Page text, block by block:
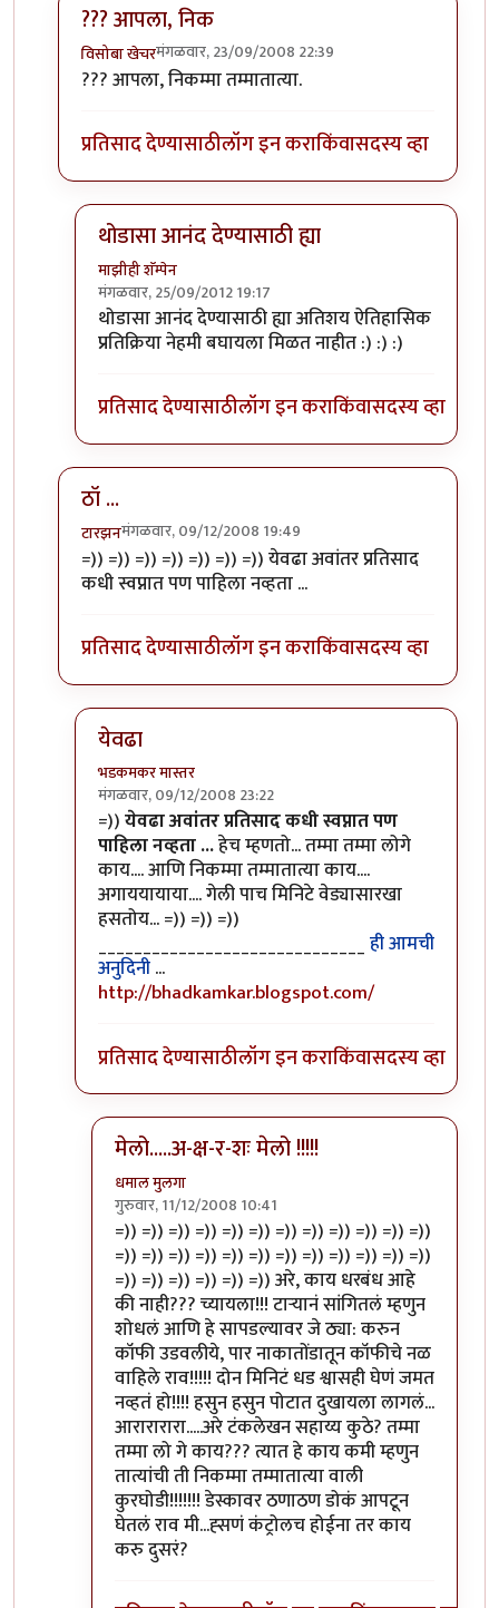
??? आपला, निक
विसोबा खेचरमंगळवार, 23/09/2008 22:39
In reply toगाने मणातलेbyऊपट्सुम्भ
??? आपला, निकम्मा तम्मातात्या.
प्रतिसाद देण्यासाठीलॉग इन कराकिंवासदस्य व्हा
थोडासा आनंद देण्यासाठी ह्या
माझीही शॅम्पेन
मंगळवार, 25/09/2012 19:17
In reply to??? आपला, निकbyविसोबा खेचर
थोडासा आनंद देण्यासाठी ह्या अतिशय ऐतिहासिक
प्रतिक्रिया नेहमी बघायला मिळत नाहीत :) :) :)
प्रतिसाद देण्यासाठीलॉग इन कराकिंवासदस्य व्हा
ठॉ ...
टारझनमंगळवार, 09/12/2008 19:49
In reply toगाने मणातलेbyऊपट्सुम्भ
=)) =)) =)) =)) =)) =)) =)) येवढा अवांतर प्रतिसाद
कधी स्वप्नात पण पाहिला नव्हता ...
प्रतिसाद देण्यासाठीलॉग इन कराकिंवासदस्य व्हा
येवढा
भडकमकर मास्तर
मंगळवार, 09/12/2008 23:22
In reply toठॉ ...byटारझन
=))येवढा अवांतर प्रतिसाद कधी स्वप्नात पण
पाहिला नव्हता ...हेच म्हणतो... तम्मा तम्मा लोगे
काय.... आणि निकम्मा तम्मातात्या काय....
अगाययायाया.... गेली पाच मिनिटे वेड्यासारखा
हसतोय... =)) =)) =))
ही आमची
अनुदिनी...
http://bhadkamkar.blogspot.com/
प्रतिसाद देण्यासाठीलॉग इन कराकिंवासदस्य व्हा
मेलो.....अ-क्ष-र-शः मेलो !!!!!
धमाल मुलगा
गुरुवार, 11/12/2008 10:41
In reply toयेवढाbyभडकमकर मास्तर
=)) =)) =)) =)) =)) =)) =)) =)) =)) =)) =)) =))
=)) =)) =)) =)) =)) =)) =)) =)) =)) =)) =)) =))
=)) =)) =)) =)) =)) =)) अरे, काय धरबंध आहे
की नाही??? च्यायला!!! टार्‍यानं सांगितलं म्हणुन
शोधलं आणि हे सापडल्यावर जे ठ्या: करुन
कॉफी उडवलीये, पार नाकातोंडातून कॉफीचे नळ
वाहिले राव!!!!! दोन मिनिटं धड श्वासही घेणं जमत
नव्हतं हो!!!! हसुन हसुन पोटात दुखायला लागलं...
आरारारारा.....अरे टंकलेखन सहाय्य कुठे? तम्मा
तम्मा लो गे काय??? त्यात हे काय कमी म्हणुन
तात्यांची ती निकम्मा तम्मातात्या वाली
कुरघोडी!!!!!!! डेस्कावर ठणाठण डोकं आपटून
घेतलं राव मी...ह्सणं कंट्रोलच होईना तर काय
करु दुसरं?